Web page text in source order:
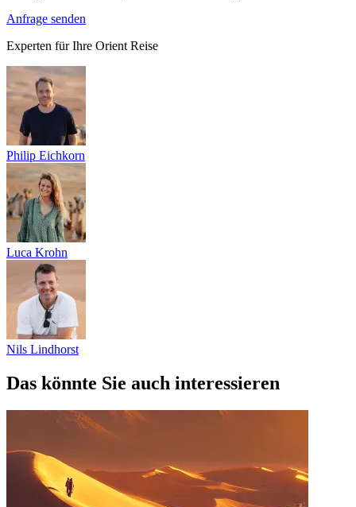
Anfrage senden
Experten für Ihre Orient Reise
Philip Eichkorn
Luca Krohn
Nils Lindhorst
Das könnte Sie auch interessieren